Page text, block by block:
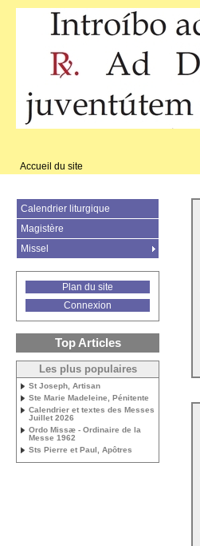
Accueil du site
Calendrier liturgique
Magistère
Missel
Plan du site
Connexion
Top Articles
Les plus populaires
St Joseph, Artisan
Ste Marie Madeleine, Pénitente
Calendrier et textes des Messes
Juillet 2026
Ordo Missæ - Ordinaire de la
Messe 1962
Sts Pierre et Paul, Apôtres